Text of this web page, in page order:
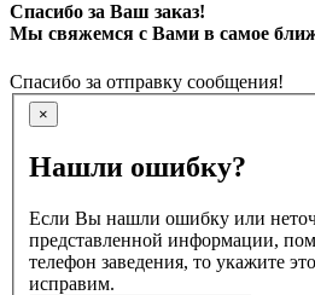
Спасибо за Ваш заказ!
Мы свяжемся с Вами в самое
Спасибо за отправку сообщения!
×
Нашли ошибку?
Если Вы нашли ошибку или
представленной информации,
телефон заведения, то укажите
исправим.